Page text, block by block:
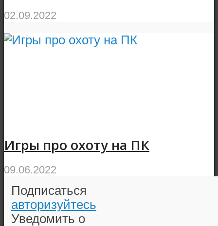
02.09.2022
Игры про охоту на ПК
09.06.2022
Подписаться
авторизуйтесь
Уведомить о